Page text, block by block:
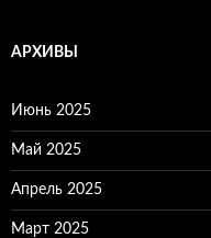
АРХИВЫ
Июнь 2025
Май 2025
Апрель 2025
Март 2025